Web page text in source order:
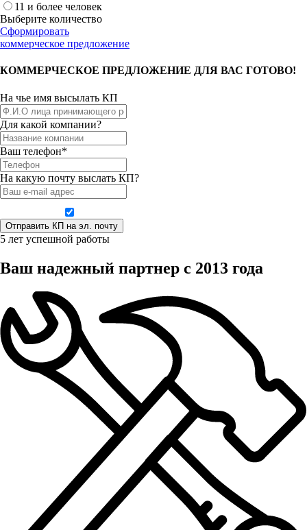
11 и более человек
Выберите количество
Сформировать
коммерческое предложение
КОММЕРЧЕСКОЕ ПРЕДЛОЖЕНИЕ ДЛЯ ВАС ГОТОВО!
На чье имя высылать КП
Для какой компании?
Ваш телефон*
На какую почту выслать КП?
5 лет успешной работы
Ваш надежный партнер с 2013 года